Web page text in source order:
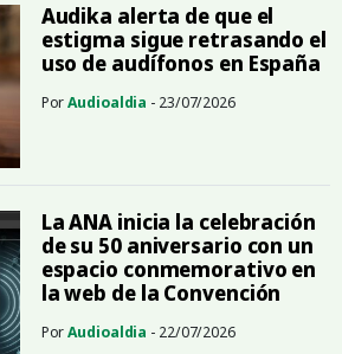
Audika alerta de que el
estigma sigue retrasando el
uso de audífonos en España
PorAudioaldia - 23/07/2026
La ANA inicia la celebración
de su 50 aniversario con un
espacio conmemorativo en
la web de la Convención
PorAudioaldia - 22/07/2026